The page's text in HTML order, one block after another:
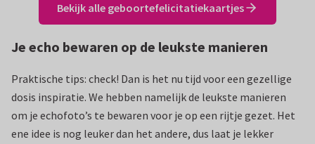
Bekijk alle geboortefelicitatiekaartjes
Je echo bewaren op de leukste manieren
Praktische tips: check! Dan is het nu tijd voor een gezellige
dosis inspiratie. We hebben namelijk de leukste manieren
om je echofoto’s te bewaren voor je op een rijtje gezet. Het
ene idee is nog leuker dan het andere, dus laat je lekker